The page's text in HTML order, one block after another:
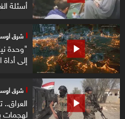
أسئلة
شرق
"وحدة
إلى أداة
شرق
لهجمات